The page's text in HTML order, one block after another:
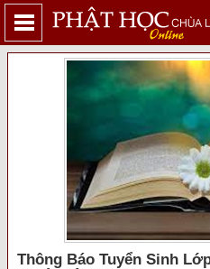
Thông Báo Tuyển Sinh